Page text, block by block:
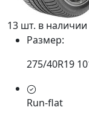
13 шт. в наличии
Размер:
275/40R19
Run-flat